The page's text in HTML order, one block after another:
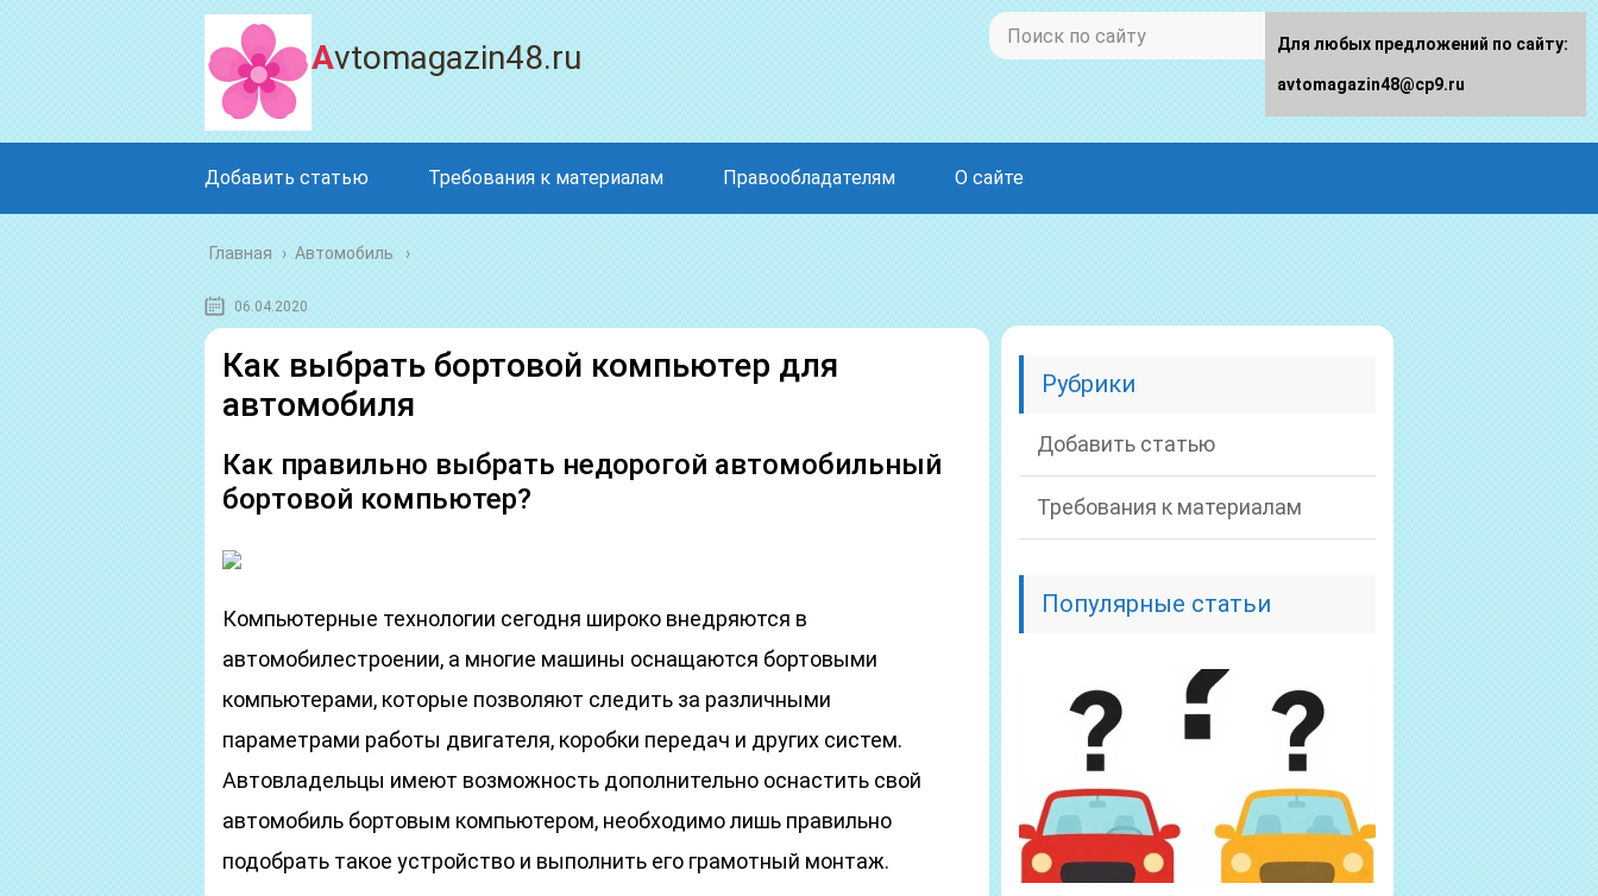
Avtomagazin48.ru
Добавить статью Требования к материалам Правообладателям О сайте
Главная › Автомобиль
06.04.2020
Как выбрать бортовой компьютер для
автомобиля
Как правильно выбрать недорогой автомобильный
бортовой компьютер?
Компьютерные технологии сегодня широко внедряются в
автомобилестроении, а многие машины оснащаются бортовыми
компьютерами, которые позволяют следить за различными
параметрами работы двигателя, коробки передач и других систем.
Автовладельцы имеют возможность дополнительно оснастить свой
автомобиль бортовым компьютером, необходимо лишь правильно
подобрать такое устройство и выполнить его грамотный монтаж.
Рубрики
Добавить статью
Требования к материалам
Популярные статьи
Для любых предложений по сайту:
avtomagazin48@cp9.ru